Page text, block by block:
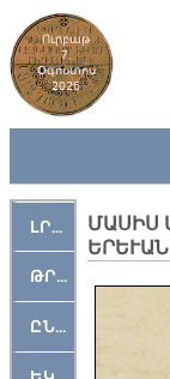
Ուրբաթ
7,
Օգոստոս
2026
ԼՐԱՀՈՍ
ԹՐՔԱՀԱՅ ԿԵԱՆՔ
ԸՆԿԵՐԱՄՇԱԿՈՒԹԱՅԻՆ
ՄԱՍԻՍ